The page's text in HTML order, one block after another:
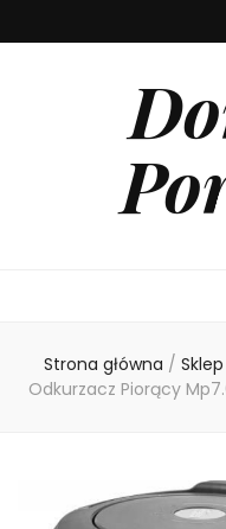
Strona główna / Sklep
Odkurzacz Piorący